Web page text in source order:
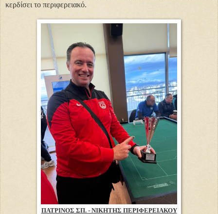
κερδίσει το περιφερειακό.
ΠΑΤΡΙΝΟΣ ΣΠ. - ΝΙΚΗΤΗΣ ΠΕΡΙΦΕΡΕΙΑΚΟΥ